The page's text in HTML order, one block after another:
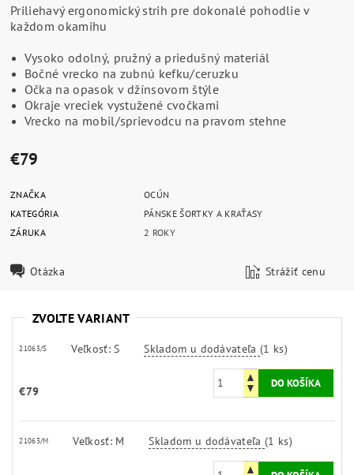
Priliehavý ergonomický strih pre dokonalé pohodlie v
každom okamihu
Vysoko odolný, pružný a priedušný materiál
Bočné vrecko na zubnú kefku/ceruzku
Očka na opasok v džínsovom štýle
Okraje vreciek vystužené cvočkami
Vrecko na mobil/sprievodcu na pravom stehne
€79
ZNAČKA
OCÚN
KATEGÓRIA
PÁNSKE ŠORTKY A KRAŤASY
ZÁRUKA
2 ROKY
Otázka Strážiť cenu
ZVOĽTE VARIANT
21063/S Veľkosť: S Skladom u dodávateľa(1 ks)
€79
21063/M Veľkosť: M Skladom u dodávateľa(1 ks)